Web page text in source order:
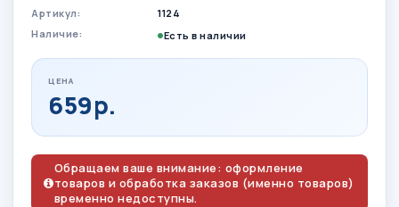
Артикул:
1124
Наличие:
Есть в наличии
ЦЕНА
659р.
Обращаем ваше внимание: оформление
товаров и обработка заказов (именно товаров)
временно недоступны.